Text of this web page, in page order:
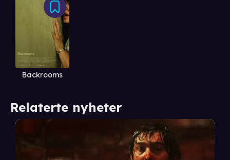
Backrooms
Relaterte nyheter